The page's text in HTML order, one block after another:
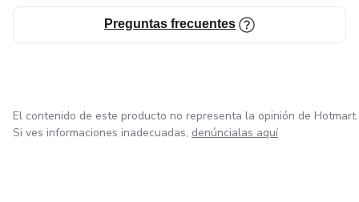
Preguntas frecuentes
El contenido de este producto no representa la opinión de Hotmart.
Si ves informaciones inadecuadas, denúncialas aquí